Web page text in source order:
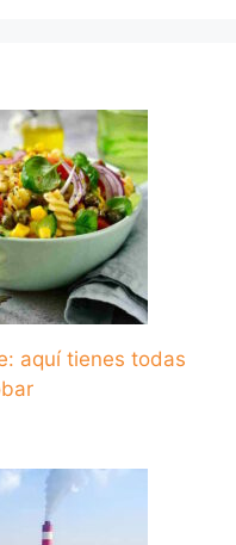
aquí tienes todas